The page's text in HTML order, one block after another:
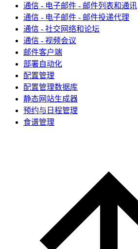
通信 - 电子邮件 - 邮件列表和通讯
通信 - 电子邮件 - 邮件投递代理
通信 - 社交网络和论坛
通信 - 视频会议
邮件客户端
部署自动化
配置管理
配置管理数据库
静态网站生成器
预约与日程管理
食谱管理